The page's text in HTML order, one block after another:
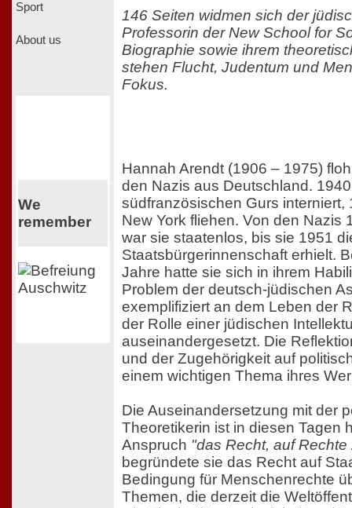
Sport
About us
We
remember
146 Seiten widmen sich der
Professorin der New School for
Biographie sowie ihrem
stehen Flucht, Judentum und
Fokus.
Hannah Arendt (1906 – 1975)
den Nazis aus Deutschland.
südfranzösischen Gurs interniert,
New York fliehen. Von den Nazis
war sie staatenlos, bis sie 1951
Staatsbürgerinnenschaft erhielt.
Jahre hatte sie sich in ihrem
Problem der deutsch-jüdischen
exemplifiziert an dem Leben der
der Rolle einer jüdischen
auseinandergesetzt. Die
und der Zugehörigkeit auf
einem wichtigen Thema ihres
Die Auseinandersetzung mit der
Theoretikerin ist in diesen Tagen
Anspruch "das Recht, auf
begründete sie das Recht auf
Bedingung für Menschenrechte
Themen, die derzeit die